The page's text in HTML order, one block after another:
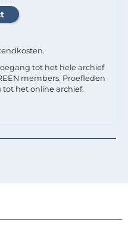
tot het hele archief
members. Proefleden
het online archief.